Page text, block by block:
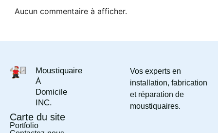
Aucun commentaire à afficher.
Moustiquaire
À
Domicile
INC.
Vos experts en
installation, fabrication
et réparation de
moustiquaires.
Carte du site
Portfolio